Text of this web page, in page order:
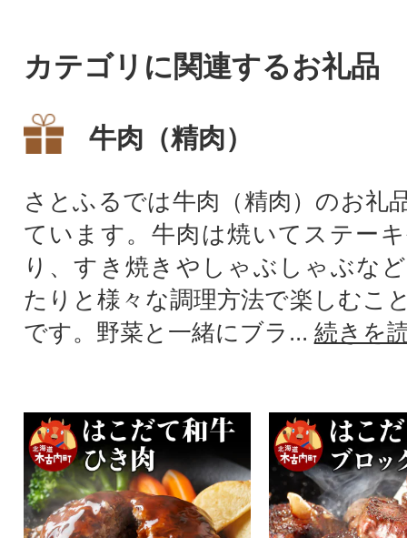
カテゴリに関連するお礼品
牛肉（精肉）
さとふるでは牛肉（精肉）のお礼
ています。牛肉は焼いてステー
り、すき焼きやしゃぶしゃぶな
たりと様々な調理方法で楽しむこ
です。野菜と一緒にブラ... 続きを